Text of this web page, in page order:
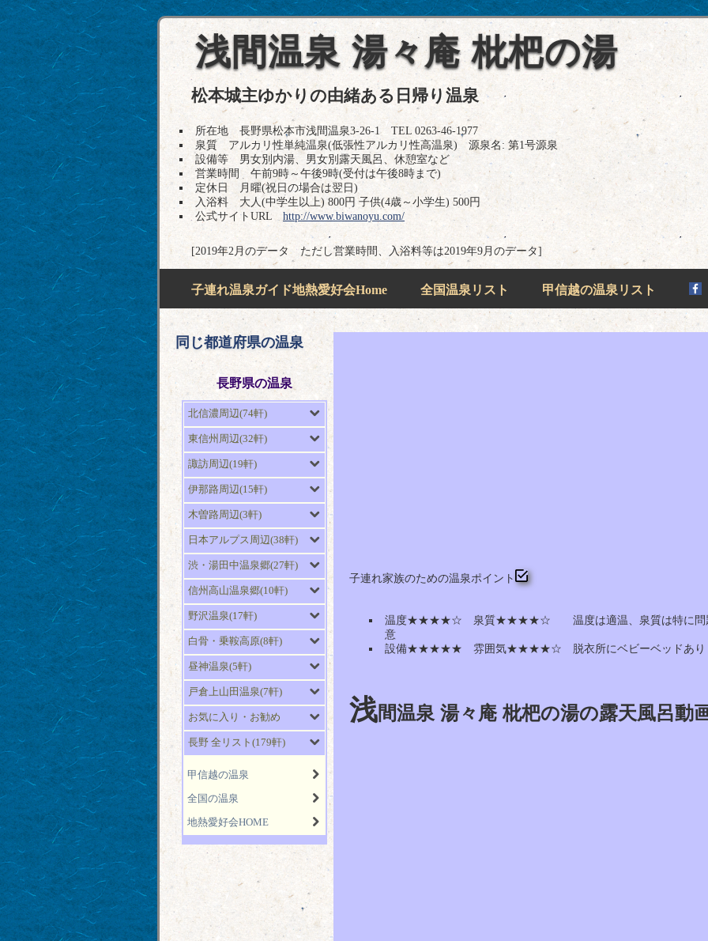
浅間温泉 湯々庵 枇杷の湯
松本城主ゆかりの由緒ある日帰り温泉
所在地 長野県松本市浅間温泉3-26-1 TEL 0263-46-1977
泉質 アルカリ性単純温泉(低張性アルカリ性高温泉) 源泉名: 第1号源泉
設備等 男女別内湯、男女別露天風呂、休憩室など
営業時間 午前9時～午後9時(受付は午後8時まで)
定休日 月曜(祝日の場合は翌日)
入浴料 大人(中学生以上) 800円 子供(4歳～小学生) 500円
公式サイトURL http://www.biwanoyu.com/
[2019年2月のデータ ただし営業時間、入浴料等は2019年9月のデータ]
子連れ温泉ガイド地熱愛好会Home 全国温泉リスト 甲信越の温泉リスト
子連れ家族のための温泉ポイント
温度★★★★☆ 泉質★★★★☆ 温度は適温、泉質は特に問題な
意
設備★★★★★ 雰囲気★★★★☆ 脱衣所にベビーベッドあり
浅間温泉 湯々庵 枇杷の湯の露天風呂動
同じ都道府県の温泉